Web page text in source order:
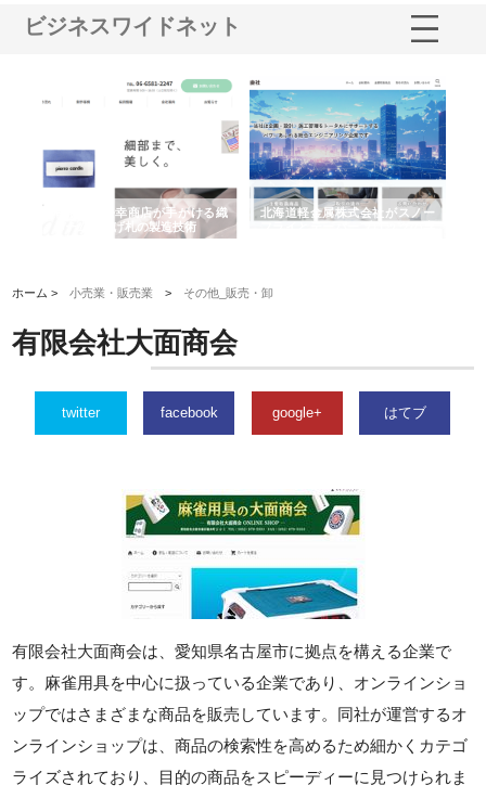
ビジネスワイドネット
株式会社耕文社が品川で実現す
る販促物製作から配送までワン
ストップ対応
株式会社ナカモトがホテルや
ホーム >小売業・販売業 > その他_販売・卸
有限会社大面商会
twitter facebook google+ はてブ
有限会社大面商会は、愛知県名古屋市に拠点を構える企業で
す。麻雀用具を中心に扱っている企業であり、オンラインショ
ップではさまざまな商品を販売しています。同社が運営するオ
ンラインショップは、商品の検索性を高めるため細かくカテゴ
ライズされており、目的の商品をスピーディーに見つけられま